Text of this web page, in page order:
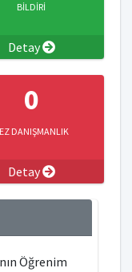
BİLDİRİ
Detay
0
DANIŞMANLIK
Detay
Öğrenim